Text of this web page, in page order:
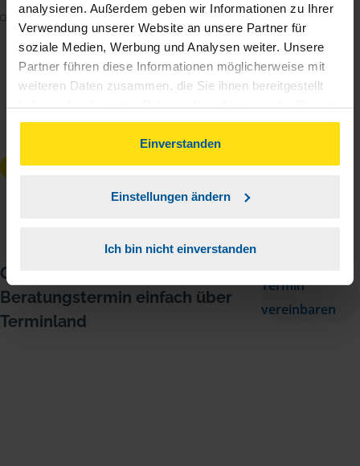
analysieren. Außerdem geben wir Informationen zu Ihrer
Verwendung unserer Website an unsere Partner für
soziale Medien, Werbung und Analysen weiter. Unsere
Partner führen diese Informationen möglicherweise mit
weiteren Daten zusammen, die Sie ihnen bereitgestellt
haben oder die sie im Rahmen Ihrer Nutzung der Dienste
gesammelt haben. Indem Sie auf Einverstanden klicken,
können Sie der Verwendung von Cookies, gemäß
unserer➔ Datenschutzrichtliniezustimmen.
Einverstanden
Einstellungen ändern
Ich bin nicht einverstanden
Mit dem Absenden des Kontaktformulars erkläre ich
mich damit einverstanden, dass meine Daten zur
Bearbeitung meines Anliegens sowie zur internen
Analyse der Zugriffsquelle verwendet werden.
DieDatenschutzbestimmungenhabe ich zur
Anfrage absenden
Oder vereinbaren Sie jetzt Ihren
Beratungstermin einfach über
Terminland
Termin
vereinbaren